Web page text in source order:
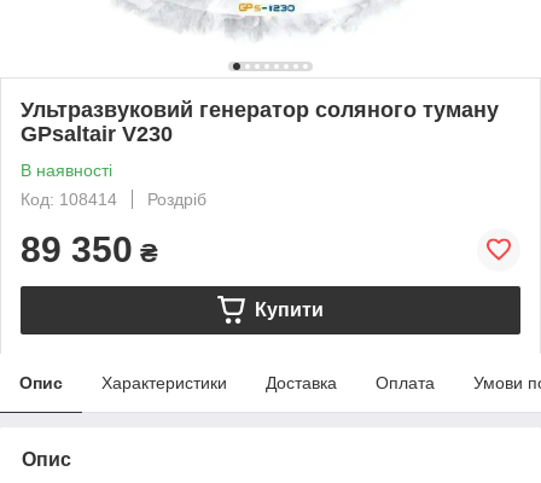
Ультразвуковий генератор соляного туману
GPsaltair V230
В наявності
Код: 108414
Роздріб
89 350 ₴
Купити
Опис Характеристики Доставка Оплата Умови
Опис